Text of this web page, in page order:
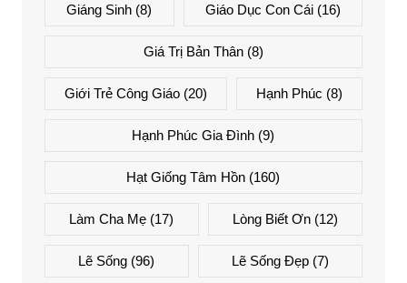
Giáng Sinh (8) Giáo Dục Con Cái(16)
Giá Trị Bản Thân(8)
Giới Trẻ Công Giáo(20) Hạnh Phúc (8)
Hạnh Phúc Gia Đình (9)
Hạt Giống Tâm Hồn (160)
Làm Cha Mẹ (17) Lòng Biết Ơn(12)
Lẽ Sống (96) Lẽ Sống Đẹp(7)